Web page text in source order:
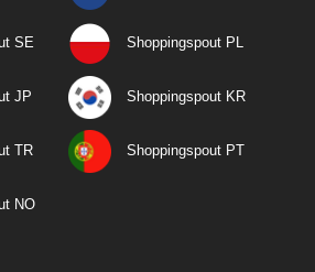
SE Shoppingspout PL
JP Shoppingspout KR
TR Shoppingspout PT
NO